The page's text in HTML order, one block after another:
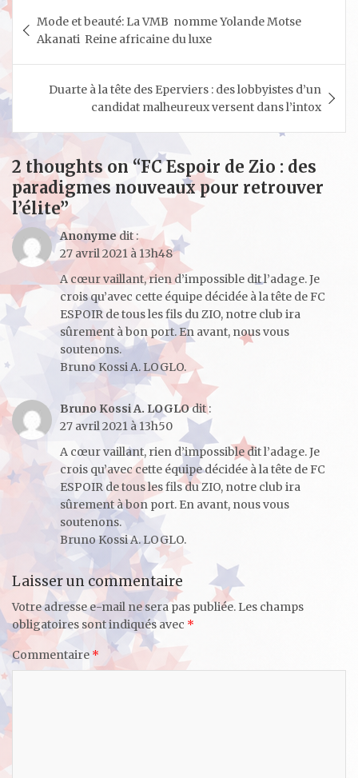
de
l’article
Mode et beauté: La VMB nomme Yolande Motse
Akanati Reine africaine du luxe
Duarte à la tête des Eperviers : des lobbyistes d’un
candidat malheureux versent dans l’intox
2 thoughts on “FC Espoir de Zio : des
paradigmes nouveaux pour retrouver
l’élite”
Anonyme dit :
27 avril 2021 à 13h48
A cœur vaillant, rien d’impossible dit l’adage. Je
crois qu’avec cette équipe décidée à la tête de FC
ESPOIR de tous les fils du ZIO, notre club ira
sûrement à bon port. En avant, nous vous
soutenons.
Bruno Kossi A. LOGLO.
Bruno Kossi A. LOGLOdit :
27 avril 2021 à 13h50
A cœur vaillant, rien d’impossible dit l’adage. Je
crois qu’avec cette équipe décidée à la tête de FC
ESPOIR de tous les fils du ZIO, notre club ira
sûrement à bon port. En avant, nous vous
soutenons.
Bruno Kossi A. LOGLO.
Laisser un commentaire
Votre adresse e-mail ne sera pas publiée. Les champs
obligatoires sont indiqués avec *
Commentaire *